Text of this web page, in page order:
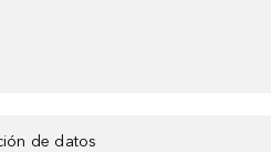
de datos